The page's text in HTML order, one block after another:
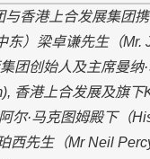
与香港上合发展集团
东）梁卓谦先生（Mr.
团创始人及主席曼纳
香港上合发展及旗下
尔·马克图姆殿下（
西先生（Mr Neil